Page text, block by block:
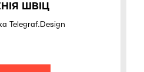
ШВІЦ
Telegraf.Design